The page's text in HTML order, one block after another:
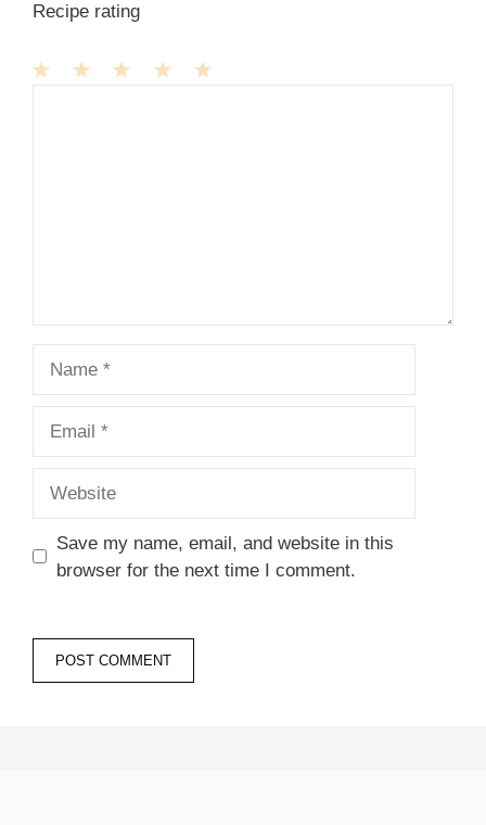
Recipe rating
Save my name, email, and website in this
browser for the next time I comment.